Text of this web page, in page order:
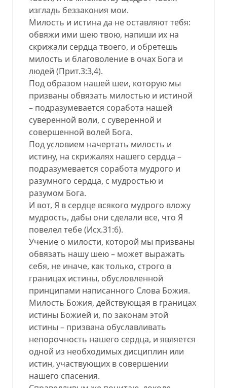
изгладь беззакония мои.
Милость и истина да не оставляют тебя:
обвяжи ими шею твою, напиши их на
скрижали сердца твоего, и обретешь
милость и благоволение в очах Бога и
людей (Прит.3:3,4).
Под образом нашей шеи, которую мы
призваны обвязать милостью и истиной
– подразумевается соработа нашей
суверенной воли, с суверенной и
совершенной волей Бога.
Под условием начертать милость и
истину, на скрижалях нашего сердца –
подразумевается соработа мудрого и
разумного сердца, с мудростью и
разумом Бога.
И вот, Я в сердце всякого мудрого вложу
мудрость, дабы они сделали все, что Я
повелел тебе (Исх.31:6).
Учение о милости, которой мы призваны
обвязать нашу шею – может выражать
себя, не иначе, как только, строго в
границах истины, обусловленной
принципами написанного Слова Божия.
Милость Божия, действующая в границах
истины Божией и, по законам этой
истины – призвана обуславливать
непорочность нашего сердца, и является
одной из необходимых дисциплин или
истин, участвующих в совершении
нашего спасения.